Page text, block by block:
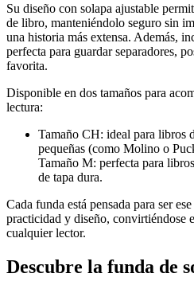
Su diseño con solapa ajustable
de libro, manteniéndolo seguro sin
una historia más extensa. Además,
perfecta para guardar separadores,
favorita.
Disponible en dos tamaños para
lectura:
Tamaño CH: ideal para libros
pequeñas (como Molino o
Tamaño M: perfecta para
de tapa dura.
Cada funda está pensada para ser
practicidad y diseño, convirtiéndose
cualquier lector.
Descubre la funda de